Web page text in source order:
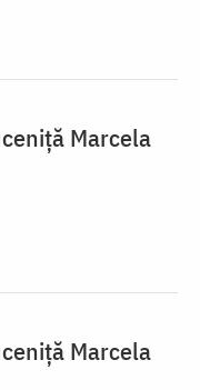
Marcela
Marcela